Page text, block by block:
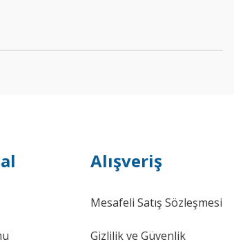
Alışveriş
Mesafeli Satış Sözleşmesi
Gizlilik ve Güvenlik